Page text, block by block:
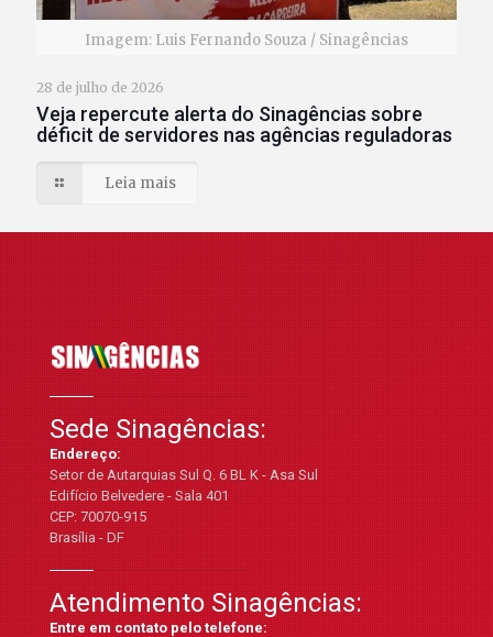
Imagem: Luis Fernando Souza / Sinagências
28 de julho de 2026
Veja repercute alerta do Sinagências sobre
déficit de servidores nas agências reguladoras
Leia mais
Sede Sinagências:
Endereço:
Setor de Autarquias Sul Q. 6 BL K - Asa Sul
Edifício Belvedere - Sala 401
CEP: 70070-915
Brasília - DF
Atendimento Sinagências:
Entre em contato pelo telefone: